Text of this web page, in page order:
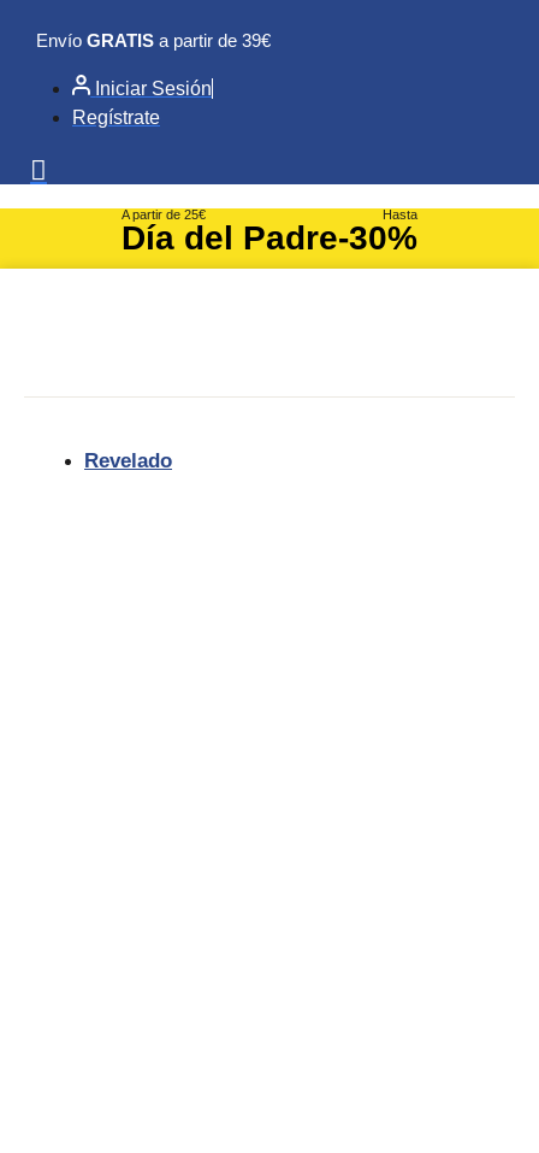
contenido
Envío GRATIS a partir de 39€
Iniciar Sesión
Regístrate
A partir de 25€
Día del Padre
Hasta
-30%
Revelado